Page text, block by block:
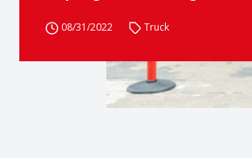
08/31/2022 Truck